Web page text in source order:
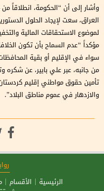
وأشار إلى أن “الحكومة، انطلاقاً
العراق، سعت لإيجاد الحلول
لموضوع الاستحقاقات المالية
مؤكداً “عدم السماح بأن تكون
سواء في الإقليم أو بقية
من جانبه، عبر علي بابير، عن شكره
تأمين حقوق مواطني إقليم
والازدهار في عموم مناطق البلاد”.
الرئيسية
الأقسام